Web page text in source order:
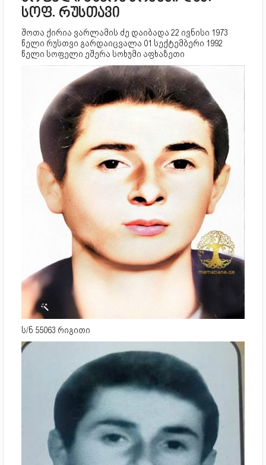
სოფ. რუსთავი
შოთა ქირია ვარლამის ძე დაიბადა 22 ივნისი 1973
წელი რუსთვი გარდაიცვალა 01 სექტემბერი 1992
წელი სოფელი ეშერა სოხუმი აფხაზეთი
ს/ნ 55063 რიგითი